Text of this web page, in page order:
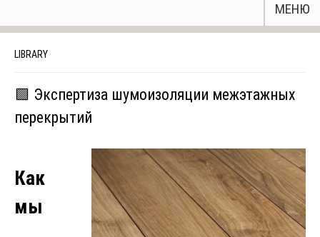
МЕНЮ
LIBRARY
🟩 Экспертиза шумоизоляции межэтажных
перекрытий
Как
мы